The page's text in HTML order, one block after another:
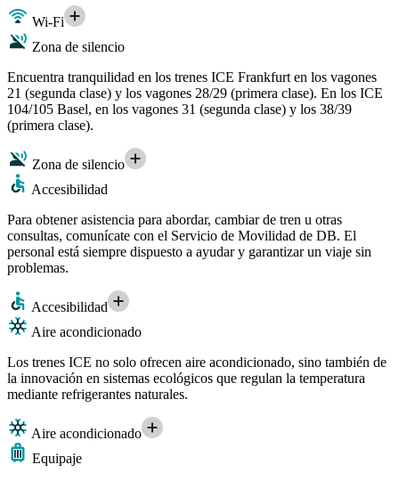
Wi-Fi
Zona de silencio
Encuentra tranquilidad en los trenes ICE Frankfurt en los vagones
21 (segunda clase) y los vagones 28/29 (primera clase). En los ICE
104/105 Basel, en los vagones 31 (segunda clase) y los 38/39
(primera clase).
Zona de silencio
Accesibilidad
Para obtener asistencia para abordar, cambiar de tren u otras
consultas, comunícate con el Servicio de Movilidad de DB. El
personal está siempre dispuesto a ayudar y garantizar un viaje sin
problemas.
Accesibilidad
Aire acondicionado
Los trenes ICE no solo ofrecen aire acondicionado, sino también de
la innovación en sistemas ecológicos que regulan la temperatura
mediante refrigerantes naturales.
Aire acondicionado
Equipaje